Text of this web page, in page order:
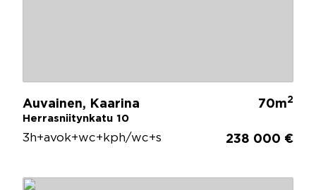
Auvainen, Kaarina
Herrasniitynkatu 10
70m2
3h+avok+wc+kph/wc+s 238 000 €